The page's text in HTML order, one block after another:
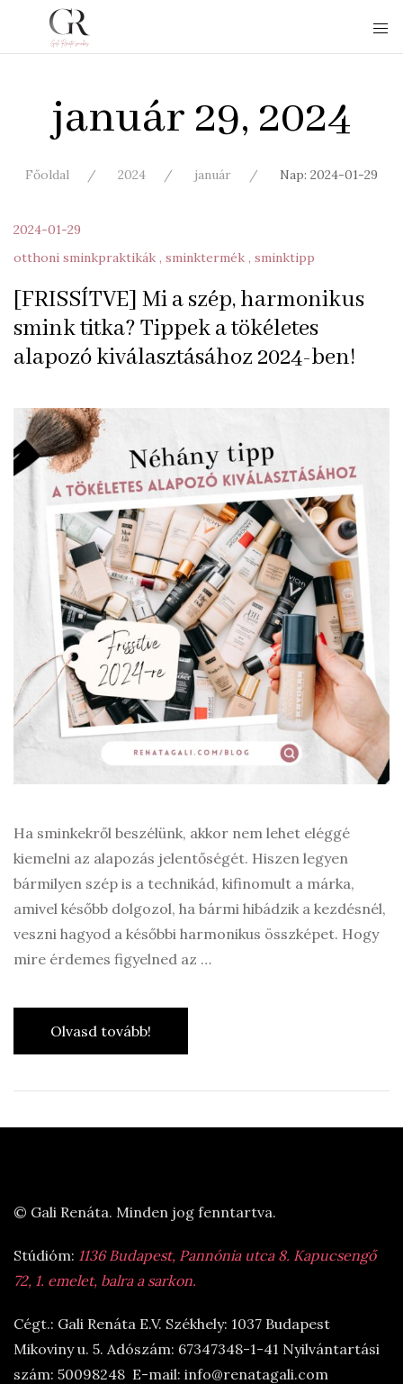
január 29, 2024
Főoldal 2024 január Nap: 2024-01-29
2024-01-29
otthoni sminkpraktikák
sminktermék sminktipp
[FRISSÍTVE] Mi a szép, harmonikus
smink titka? Tippek a tökéletes
alapozó kiválasztásához 2024-ben!
Ha sminkekről beszélünk, akkor nem lehet eléggé
kiemelni az alapozás jelentőségét. Hiszen legyen
bármilyen szép is a technikád, kifinomult a márka,
amivel később dolgozol, ha bármi hibádzik a kezdésnél,
veszni hagyod a későbbi harmonikus összképet. Hogy
mire érdemes figyelned az …
Olvasd tovább!
© Gali Renáta. Minden jog fenntartva.
Stúdióm: 1136 Budapest, Pannónia utca 8. Kapucsengő
72, 1. emelet, balra a sarkon.
Cégt.: Gali Renáta E.V. Székhely: 1037 Budapest
Mikoviny u. 5. Adószám: 67347348-1-41 Nyilvántartási
szám: 50098248 E-mail: info@renatagali.com